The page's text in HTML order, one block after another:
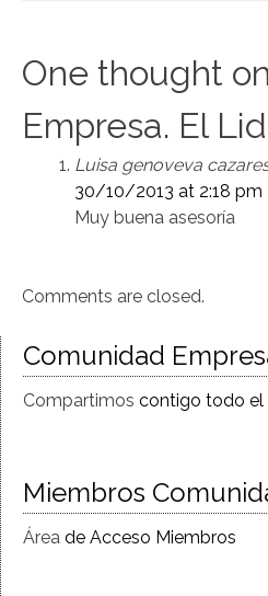
One thought on
Empresa. El
Luisa genoveva
30/10/2013 at 2:18 pm
Muy buena asesoría
Comments are closed.
Comunidad
Compartimos contigo todo el
Miembros
Área de Acceso Miembros